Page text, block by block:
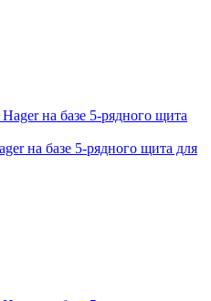
на базе 5-рядного щита для